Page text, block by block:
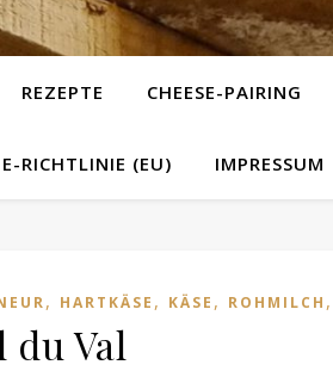
REZEPTE CHEESE-PAIRING
RICHTLINIE (EU) IMPRESSUM
, HARTKÄSE , KÄSE , ROHMILCH ,
du Val